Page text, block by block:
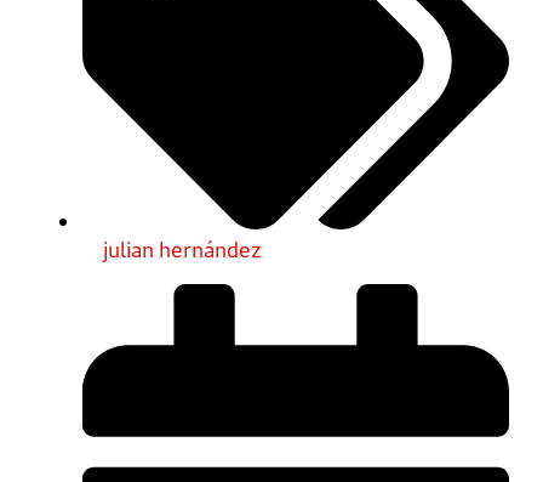
julian hernández